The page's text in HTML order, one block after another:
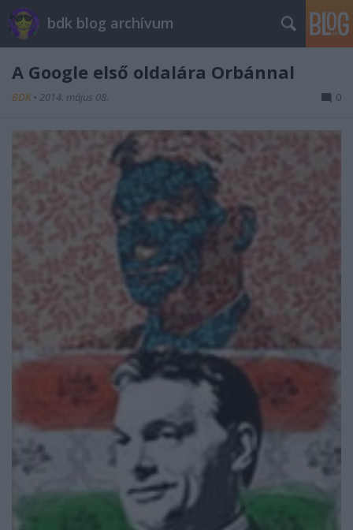
bdk blog archívum
A Google első oldalára Orbánnal
BDK • 2014. május 08. 0